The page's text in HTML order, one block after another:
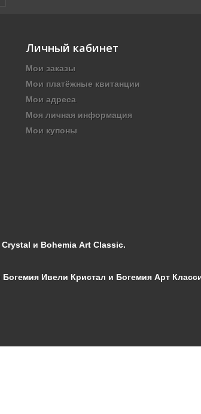
Личный кабинет
Мои заказы
Мои платёжные квитанции
Мои адреса
Моя личная информация
Мои купоны
и Bohemia Art Classic.
Ивели Кристал и Богемия Арт